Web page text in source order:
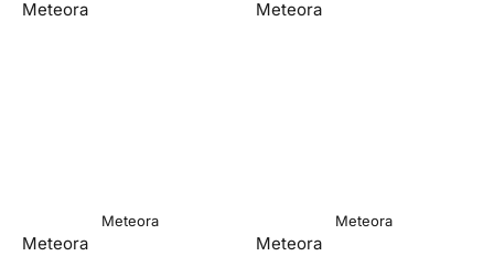
Meteora Meteora
Meteora
Meteora
Meteora
Meteora